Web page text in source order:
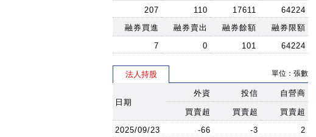
207
110 17611
64224
融券買進
融券賣出 融券餘額
融券限額
7
0 101 64224
法人持股 單位：張數
日期
外資 投信 自營商
買賣超 買賣超
買賣超
2025/09/23
-66 -3
2